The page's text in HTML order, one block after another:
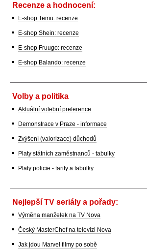
Recenze a hodnocení:
E-shop Temu: recenze
E-shop Shein: recenze
E-shop Fruugo: recenze
E-shop Balando: recenze
Volby a politika
Aktuální volební preference
Demonstrace v Praze - informace
Zvýšení (valorizace) důchodů
Platy státních zaměstnanců - tabulky
Platy policie - tarify a tabulky
Nejlepší TV seriály a pořady:
Výměna manželek na TV Nova
Český MasterChef na televizi Nova
Jak jdou Marvel filmy po sobě